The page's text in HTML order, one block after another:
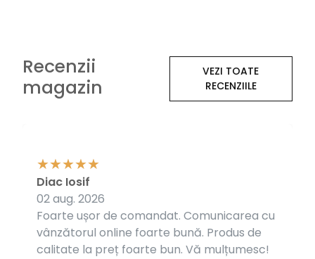
Recenzii
magazin
VEZI TOATE
RECENZIILE
Foarte ușor de comandat. Comunicarea cu
vânzătorul online foarte bună. Produs de
calitate la preț foarte bun. Vă mulțumesc!
Diac Iosif
02 aug. 2026